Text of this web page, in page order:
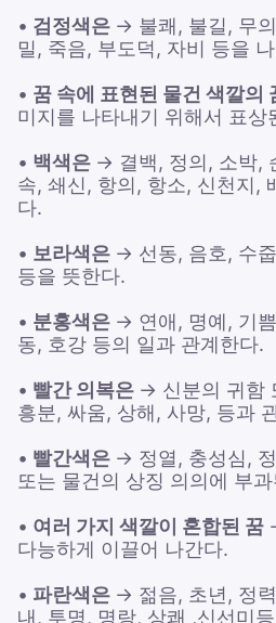
• 검정색은 → 불쾌, 불길, 무
밀, 죽음, 부도덕, 자비 등을
• 꿈 속에 표현된 물건 색깔의
미지를 나타내기 위해서 표상
• 백색은 → 결백, 정의, 소박,
속, 쇄신, 항의, 항소, 신천지,
다.
• 보라색은 → 선동, 음호, 수
등을 뜻한다.
• 분홍색은 → 연애, 명예, 기
동, 호강 등의 일과 관계한다.
• 빨간 의복은 → 신분의 귀함
흥분, 싸움, 상해, 사망, 등과
• 빨간색은 → 정열, 충성심,
또는 물건의 상징 의의에 부
• 여러 가지 색깔이 혼합된 꿈
다능하게 이끌어 나간다.
• 파란색은 → 젊음, 초년, 정
내, 투명, 명랑, 상쾌 ,신선미